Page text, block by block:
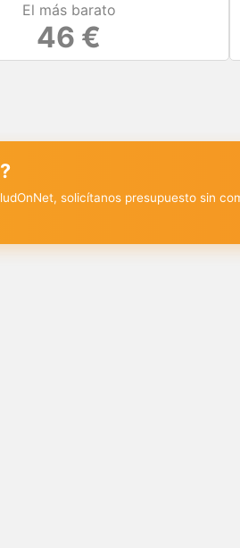
El más barato
46 €
solicítanos presupuesto sin